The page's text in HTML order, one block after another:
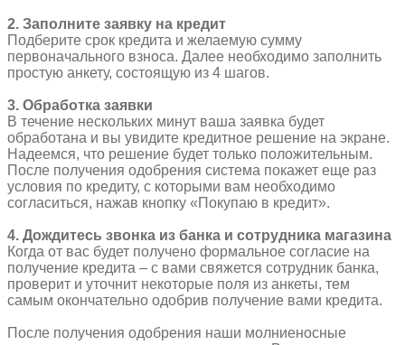
2. Заполните заявку на кредит
Подберите срок кредита и желаемую сумму
первоначального взноса. Далее необходимо заполнить
простую анкету, состоящую из 4 шагов.
3. Обработка заявки
В течение нескольких минут ваша заявка будет
обработана и вы увидите кредитное решение на экране.
Надеемся, что решение будет только положительным.
После получения одобрения система покажет еще раз
условия по кредиту, с которыми вам необходимо
согласиться, нажав кнопку «Покупаю в кредит».
4. Дождитесь звонка из банка и сотрудника магазина
Когда от вас будет получено формальное согласие на
получение кредита – с вами свяжется сотрудник банка,
проверит и уточнит некоторые поля из анкеты, тем
самым окончательно одобрив получение вами кредита.
После получения одобрения наши молниеносные